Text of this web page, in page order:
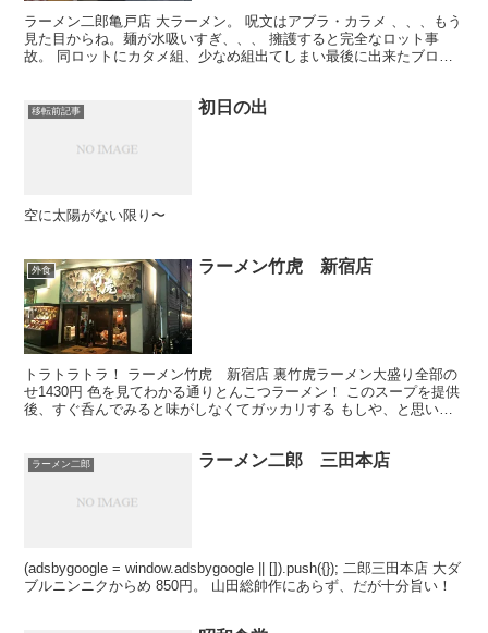
ラーメン二郎亀戸店 大ラーメン。 呪文はアブラ・カラメ 、、、もう
見た目からね。麺が水吸いすぎ、、、 擁護すると完全なロット事
故。 同ロットにカタメ組、少なめ組出てしまい最後に出来たブログ
移転前記事 初日の出
空に太陽がない限り〜
外食 ラーメン竹虎 新宿店
トラトラトラ！ ラーメン竹虎 新宿店 裏竹虎ラーメン大盛り全部の
せ1430円 色を見てわかる通りとんこつラーメン！ このスープを提供
後、すぐ呑んでみると味がしなくてガッカリする もしや、と思い少
ラーメン二郎 ラーメン二郎 三田本店
(adsbygoogle = window.adsbygoogle || []).push({}); 二郎三田本店 大ダ
ブルニンニクからめ 850円。 山田総帥作にあらず、だが十分旨い！